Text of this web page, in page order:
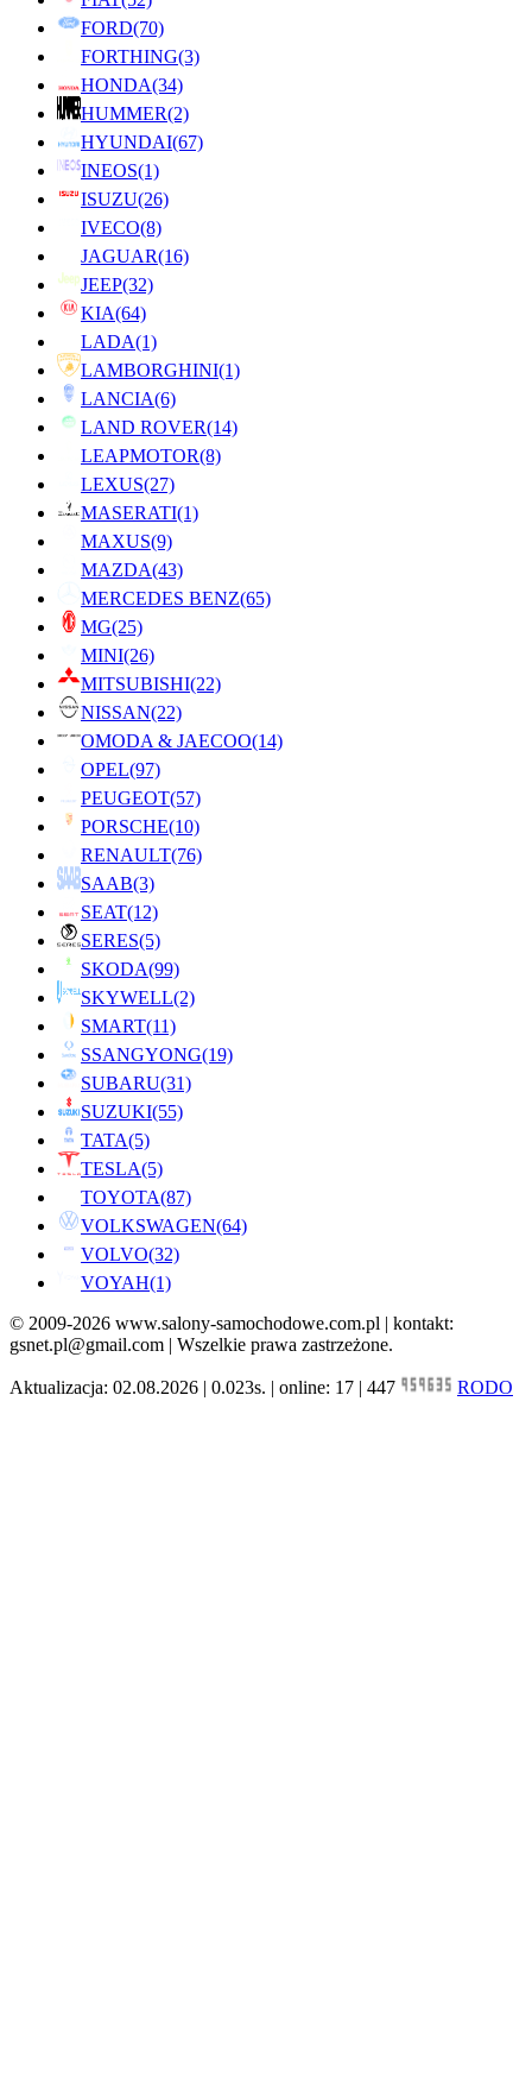
FORD(70)
FORTHING(3)
HONDA(34)
HUMMER(2)
HYUNDAI(67)
INEOS(1)
ISUZU(26)
IVECO(8)
JAGUAR(16)
JEEP(32)
KIA(64)
LADA(1)
LAMBORGHINI(1)
LANCIA(6)
LAND ROVER(14)
LEAPMOTOR(8)
LEXUS(27)
MASERATI(1)
MAXUS(9)
MAZDA(43)
MERCEDES BENZ(65)
MG(25)
MINI(26)
MITSUBISHI(22)
NISSAN(22)
OMODA & JAECOO(14)
OPEL(97)
PEUGEOT(57)
PORSCHE(10)
RENAULT(76)
SAAB(3)
SEAT(12)
SERES(5)
SKODA(99)
SKYWELL(2)
SMART(11)
SSANGYONG(19)
SUBARU(31)
SUZUKI(55)
TATA(5)
TESLA(5)
TOYOTA(87)
VOLKSWAGEN(64)
VOLVO(32)
VOYAH(1)
© 2009-2026 www.salony-samochodowe.com.pl | kontakt:
gsnet.pl@gmail.com | Wszelkie prawa zastrzeżone.
Aktualizacja: 02.08.2026 | 0.023s. | online: 17 | 447 RODO